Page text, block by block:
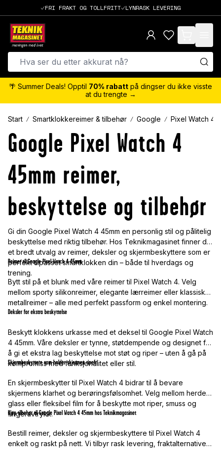
FRI FRAKT OG TOLLFRITT LYNRASK LEVERING
items in cart,
🌴 Summer Deals! Opptil 70% rabatt på dingser du ikke visste
at du trengte →
Start Smartklokkereimer & tilbehør Google Pixel Watch 4
Google Pixel Watch 4
45mm reimer,
beskyttelse og tilbehør
Gi din Google Pixel Watch 4 45mm en personlig stil og pålitelig
beskyttelse med riktig tilbehør. Hos Teknikmagasinet finner du
et bredt utvalg av reimer, deksler og skjermbeskyttere som er
perfekt tilpasset smartklokken din – både til hverdags og
trening.
Reimer til Google Pixel Watch 4 45mm
Bytt stil på et blunk med våre reimer til Pixel Watch 4. Velg
mellom sporty silikonreimer, elegante lærreimer eller klassiske
metallreimer – alle med perfekt passform og enkel montering.
Deksler for ekstra beskyttelse
Beskytt klokkens urkasse med et deksel til Google Pixel Watch
4 45mm. Våre deksler er tynne, støtdempende og designet for
å gi et ekstra lag beskyttelse mot støt og riper – uten å gå på
kompromiss med funksjonalitet eller stil.
Skjermbeskyttere som holder skjermen ripefri
En skjermbeskytter til Pixel Watch 4 bidrar til å bevare
skjermens klarhet og berøringsfølsomhet. Velg mellom herdet
glass eller fleksibel film for å beskytte mot riper, smuss og
fingeravtrykk.
Kjøp tilbehør til Google Pixel Watch 4 45mm hos Teknikmagasinet
Bestill reimer, deksler og skjermbeskyttere til Pixel Watch 4
enkelt og raskt på nett. Vi tilbyr rask levering, fraktalternativer